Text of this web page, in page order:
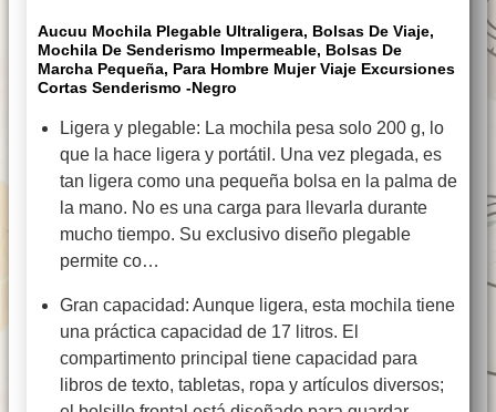
Aucuu Mochila Plegable Ultraligera, Bolsas De Viaje,
Mochila De Senderismo Impermeable, Bolsas De
Marcha Pequeña, Para Hombre Mujer Viaje Excursiones
Cortas Senderismo -Negro
Ligera y plegable: La mochila pesa solo 200 g, lo
que la hace ligera y portátil. Una vez plegada, es
tan ligera como una pequeña bolsa en la palma de
la mano. No es una carga para llevarla durante
mucho tiempo. Su exclusivo diseño plegable
permite co…
Gran capacidad: Aunque ligera, esta mochila tiene
una práctica capacidad de 17 litros. El
compartimento principal tiene capacidad para
libros de texto, tabletas, ropa y artículos diversos;